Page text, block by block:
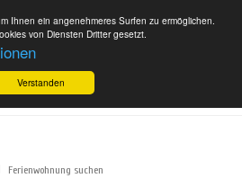
Ihnen ein angenehmeres Surfen zu ermöglichen.
von Diensten Dritter gesetzt.
Verstanden
Ferienwohnung suchen